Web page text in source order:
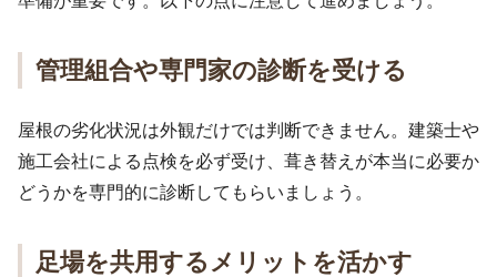
管理組合や専門家の診断を受ける
屋根の劣化状況は外観だけでは判断できません。建築士や
施工会社による点検を必ず受け、葺き替えが本当に必要か
どうかを専門的に診断してもらいましょう。
足場を共用するメリットを活かす